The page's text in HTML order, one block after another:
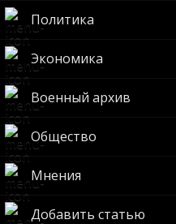
Политика
Экономика
Военный архив
Общество
Мнения
Добавить статью